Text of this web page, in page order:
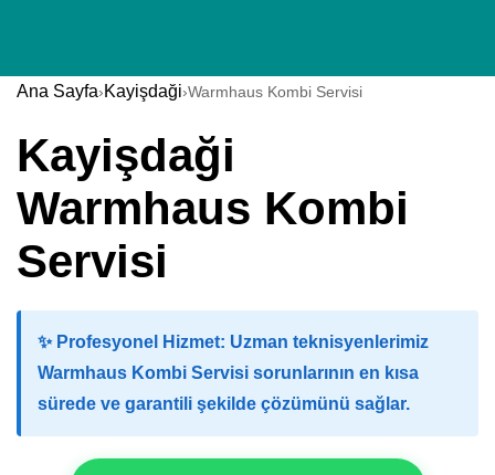
Ana Sayfa›Kayişdaği›Warmhaus Kombi Servisi
Kayişdaği
Warmhaus Kombi
Servisi
✨ Profesyonel Hizmet: Uzman teknisyenlerimiz
Warmhaus Kombi Servisi sorunlarının en kısa
sürede ve garantili şekilde çözümünü sağlar.